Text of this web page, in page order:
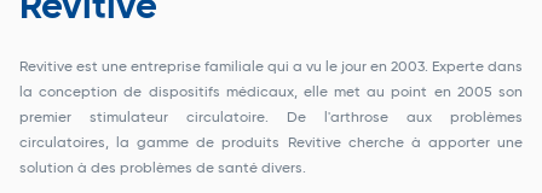
Revitive
Revitive est une entreprise familiale qui a vu le jour en 2003. Experte dans
la conception de dispositifs médicaux, elle met au point en 2005 son
premier stimulateur circulatoire. De l'arthrose aux problèmes
circulatoires, la gamme de produits Revitive cherche à apporter une
solution à des problèmes de santé divers.